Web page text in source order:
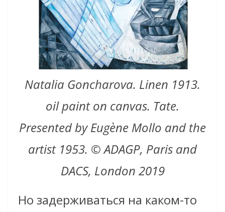
Natalia Goncharova. Linen 1913.
oil paint on canvas. Tate.
Presented by Eugène Mollo and the
artist 1953. © ADAGP, Paris and
DACS, London 2019
Но задерживаться на каком-то